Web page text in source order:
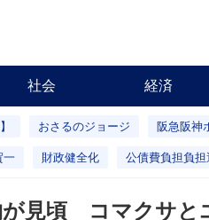
社会 経済
おさるのジョージ 阪急阪神
一 財政健全化 公債費負担負
が見頃 コマクサ